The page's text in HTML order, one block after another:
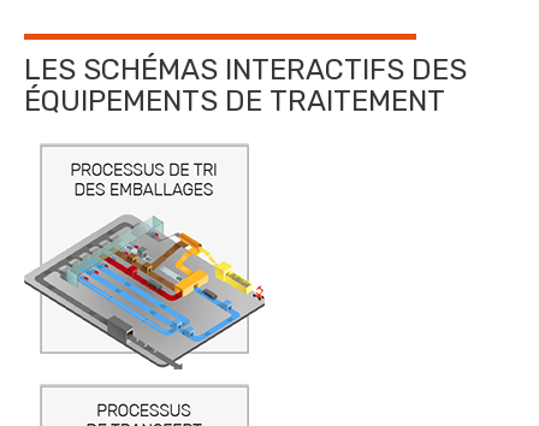
LES SCHÉMAS INTERACTIFS DES
ÉQUIPEMENTS DE TRAITEMENT